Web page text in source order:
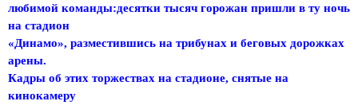
любимой команды:десятки тысяч горожан пришли в ту ночь
на стадион
«Динамо», разместившись на трибунах и беговых дорожках
арены.
Кадры об этих торжествах на стадионе, снятые на
кинокамеру